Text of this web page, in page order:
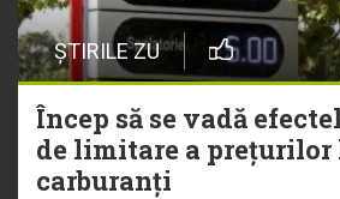
ȘTIRILE ZU
Încep să se vadă
de limitare a prețurilor
carburanți